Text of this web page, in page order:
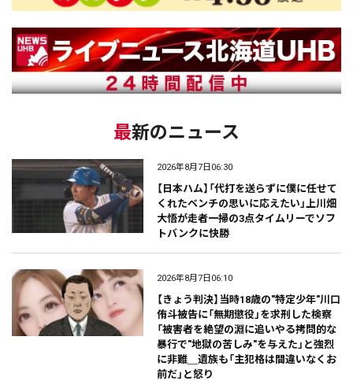
最新のニュース
2026年8月7日06:30
【日本ハム】「代打を送らずに僕に任せて
くれたベンチの思いに応えたい」上川畑
大悟が走者一掃の3点タイムリーでソフ
トバンクに快勝
2026年8月7日06:10
【きょう判決】当時18歳の"特定少年"川口
侑斗被告に「無期懲役」を求刑した検察
「被害者を絶望の淵に追いやる拷問的な
暴行で"地獄の苦しみ"を与えた」と強烈
に非難＿遺族も「主犯格は間違いなくお
前だ」と怒り